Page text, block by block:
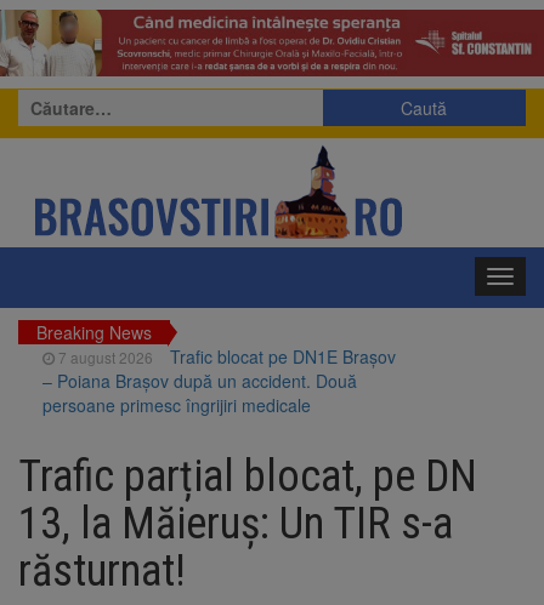
Caută
după:
Breaking News
7 august 2026
Trafic blocat pe DN1E Brașov
– Poiana Brașov după un accident. Două
persoane primesc îngrijiri medicale
peste 330.000 de lei, clasat la Brașov după
plata prejudiciului
7 august 2026
Primăria Brașov amenință cu
sistarea plăților către Brai-Cata și Comprest.
Motivul: platforme de gunoi neigienizate
7 august 2026
Clădirile Duplex de lângă
Trafic parțial blocat, pe DN
13, la Măieruș: Un TIR s-a
răsturnat!